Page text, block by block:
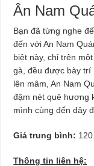
Ân Nam
Bạn đã từng nghe
đến với An Nam
biệt này, chỉ trên
gà, đều được bày trí
lên mâm, An Nam
đậm nét quê hương
mình cùng đến đây
Giá trung bình:
Thông tin liên hệ: